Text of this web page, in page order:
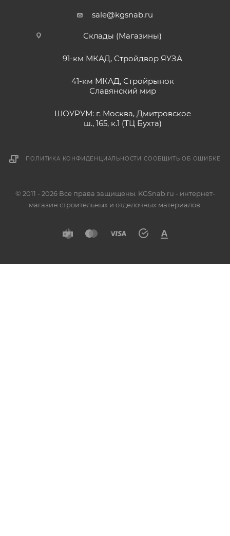
sale@kgsnab.ru
Склады (Магазины)
91-км МКАД, Стройдвор ЯУЗА
41-км МКАД, Стройрынок
Славянский мир
ШОУРУМ: г. Москва, Дмитровское
ш., 165, к.1 (ТЦ Бухта)
ПОЛИТИКА КОНФИДЕНЦИАЛЬНОСТИ СООБЩИТЬ ОБ ОШИБКЕ
© 2011 - 2026 Все права защищены. KGSnab.ru - интернет-
магазин строительных и отделочных материалов.